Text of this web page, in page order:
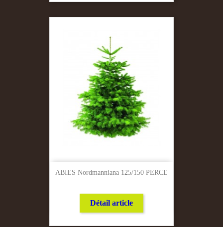
ABIES Nordmanniana 125/150 PERCE
Détail article